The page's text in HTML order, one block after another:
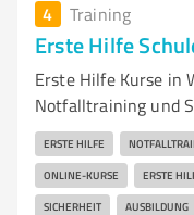
4 Training
Erste Hilfe
Erste Hilfe Kurse in
Notfalltraining und
ERSTE HILFE
ONLINE-KURSE ERSTE
SICHERHEIT AUSBILDUNG